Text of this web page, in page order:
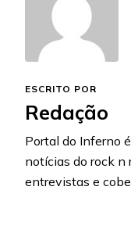
ESCRITO POR
Redação
Portal do Inferno
notícias do rock n
entrevistas e